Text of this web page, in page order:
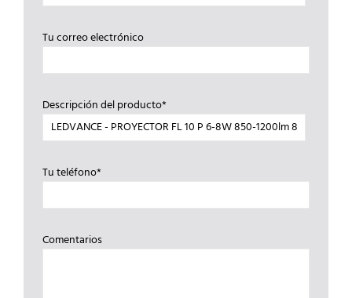
Tu correo electrónico
Descripción del producto*
Tu teléfono*
Comentarios